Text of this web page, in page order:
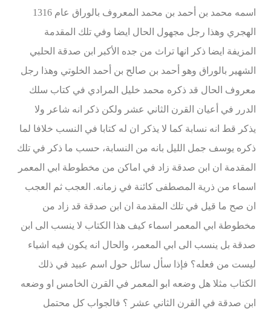
اسمه محمد بن أحمد بن محمد المعروف بالوراق عام 1316
الهجري وهذا رجل مجهول الحال ايضا وفي تلك المقدمة
المزيفة ايضا ذكر انها تراث من جده الأكبر ابن صدقة الحلبي
الشهير بالوراق وهو أحمد بن صالح بن أحمد الخلوتي وهذا رجل
معروف الحال قد ذكره محمد خليل المرادي في كتاب سلك
الدرر في أعيان القرن الثاني عشر ولكن ذكر انه شاعر ولا
يذكر قط انه نسابة كما لا يذكر ان له كتابا في النسب خلافا لما
ذكره يوسف جمل الليل بانه من النسابة، حسب ما ذكر في تلك
المقدمة ان ابن صدقة زاد في اماكن من مخطوطة ابي المعمر
اسماء من ذرية المصطفى كائنة في زمانه. العجب ثم العجب
ان صح ما قيل في تلك المقدمة ان ابن صدقة قد زاد من
مخطوطة ابي المعمر اسماء كيف هذا الكتاب لا ينسب الى ابن
صدقة بل ينسب الى ابي المعمر، والحال انه يكون فيه اشياء
ليست من فعله؟ فإذا سأل سائل حول اسم عبيد في ذلك
الكتاب مثلا هل وضعه ابو المعمر في القرن الخامس او وضعه
ابن صدقة في القرن الثاني عشر ؟ فالجواب كل محتمل